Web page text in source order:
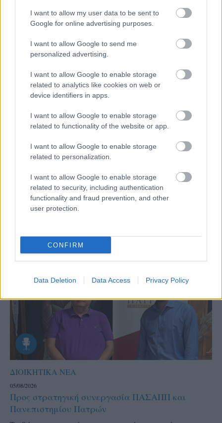
I want to allow my user data to be sent to
Google for online advertising purposes.
I want to allow Google to send me
personalized advertising.
I want to allow Google to enable storage
related to analytics like cookies on web or
device identifiers in apps.
I want to allow Google to enable storage
related to functionality of the website or app.
I want to allow Google to enable storage
related to personalization.
I want to allow Google to enable storage
related to security, including authentication
functionality and fraud prevention, and other
user protection.
CONFIRM
Data Deletion Data Access Privacy Policy
Aκολουθήστε μας
παντού…
ΔΙΟΙΚΗΤΙΚΑ ΝΕΑ
05/08/2026
Προς στρατηγική συνεργασία ΠΑΣΑΠΠ και
Πανεπιστημίου Πατρών